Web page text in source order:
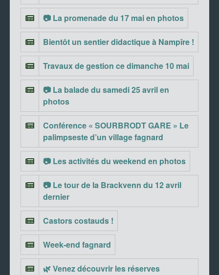
📷 La promenade du 17 mai en photos
Bientôt un sentier didactique à Nampîre !
Travaux de gestion ce dimanche 10 mai
📷 La balade du samedi 25 avril en
photos
Conférence « SOURBRODT GARE » Le
palimpseste d’un village fagnard
📷 Les activités du weekend en photos
📷 Le tour de la Brackvenn du 12 avril
dernier
Castors costauds !
Week-end fagnard
🌿 Venez découvrir les réserves